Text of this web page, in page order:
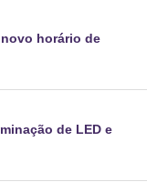
horário de
de LED e